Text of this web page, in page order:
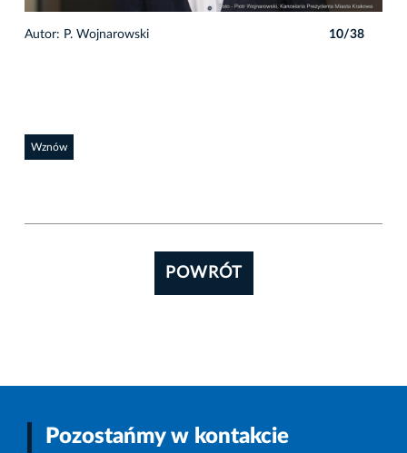
Autor: P. Wojnarowski 10/38
Wznów
POWRÓT
Pozostańmy w kontakcie